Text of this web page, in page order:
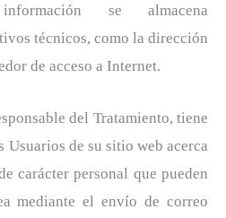
se almacena
técnicos, como la dirección
de acceso a Internet.
del Tratamiento, tiene
Usuarios de su sitio web acerca
carácter personal que pueden
mediante el envío de correo